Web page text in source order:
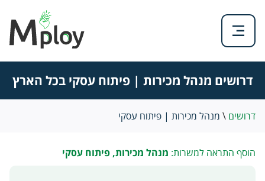
דרושים מנהל מכירות | פיתוח עסקי בכל הארץ
דרושים \ מנהל מכירות | פיתוח עסקי
הוסף התראה למשרות: מנהל מכירות, פיתוח עסקי